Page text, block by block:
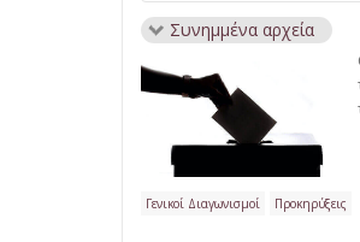
Συνημμένα αρχεία
Γενικοί Διαγωνισμοί Προκηρύξεις